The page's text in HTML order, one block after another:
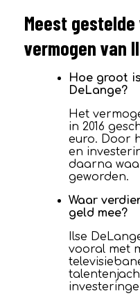
Meest
vermogen van
Hoe groot
DeLange?
Het
in 2016
euro. Door
en
daarna
geworden.
Waar
geld mee?
Ilse
vooral met